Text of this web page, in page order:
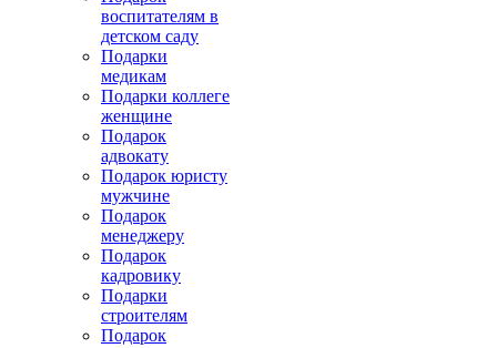
воспитателям в
детском саду
Подарки
медикам
Подарки коллеге
женщине
Подарок
адвокату
Подарок юристу
мужчине
Подарок
менеджеру
Подарок
кадровику
Подарки
строителям
Подарок